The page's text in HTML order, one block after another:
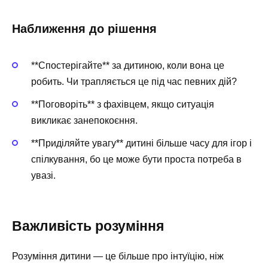
Наближення до рішення
**Спостерігайте** за дитиною, коли вона це
робить. Чи трапляється це під час певних дій?
**Поговоріть** з фахівцем, якщо ситуація
викликає занепокоєння.
**Приділяйте увагу** дитині більше часу для ігор і
спілкування, бо це може бути проста потреба в
увазі.
Важливість розуміння
Розуміння дитини — це більше про інтуїцію, ніж